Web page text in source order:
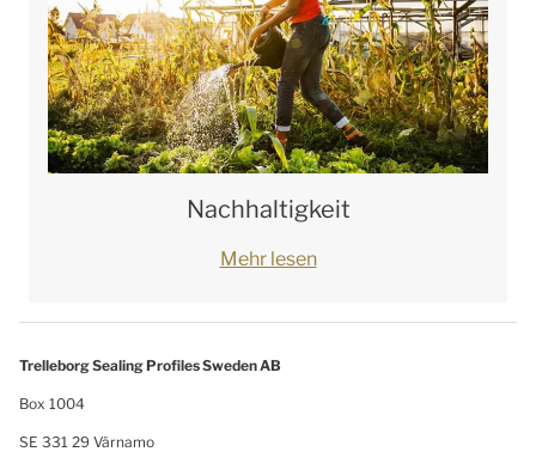
Nachhaltigkeit
Mehr lesen
Trelleborg Sealing Profiles Sweden AB
Box 1004
SE 331 29 Värnamo